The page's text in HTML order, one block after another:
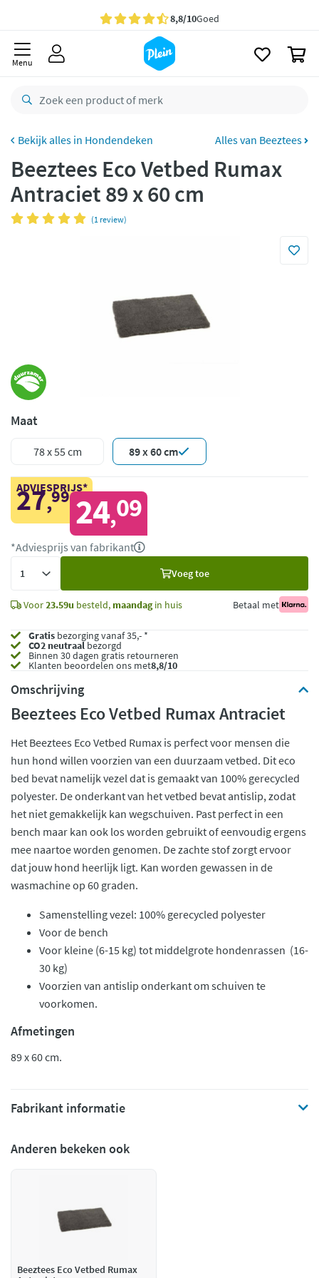
Gratisbezorging vanaf 35,- *
besteld,maandag
retourneren
CO2 neutraal
Betaal met Klarna
Menu
Hondendeken Alles van Beeztees
Beeztees Eco Vetbed Rumax
Antraciet 89 x 60 cm
(1 review)
Maat
78 x 55 cm 89 x 60 cm
ADVIESPRIJS*
27,99 24,09
*Adviesprijs van fabrikant
Voeg toe
Voor23.59u besteld, maandagin huis Betaal met
Gratis bezorging vanaf 35,- *
CO2 neutraalbezorgd
Binnen 30 dagen gratis retourneren
Klanten beoordelen ons met8,8/10
Omschrijving
Beeztees Eco Vetbed Rumax Antraciet
Het Beeztees Eco Vetbed Rumax is perfect voor mensen die
hun hond willen voorzien van een duurzaam vetbed. Dit eco
bed bevat namelijk vezel dat is gemaakt van 100% gerecycled
polyester. De onderkant van het vetbed bevat antislip, zodat
het niet gemakkelijk kan wegschuiven. Past perfect in een
bench maar kan ook los worden gebruikt of eenvoudig ergens
mee naartoe worden genomen. De zachte stof zorgt ervoor
dat jouw hond heerlijk ligt. Kan worden gewassen in de
wasmachine op 60 graden.
Samenstelling vezel: 100% gerecycled polyester
Voor de bench
Voor kleine (6-15 kg) tot middelgrote hondenrassen (16-
30 kg)
Voorzien van antislip onderkant om schuiven te
voorkomen.
Afmetingen
89 x 60 cm.
Fabrikant informatie
Anderen bekeken ook
Beeztees Eco Vetbed Rumax